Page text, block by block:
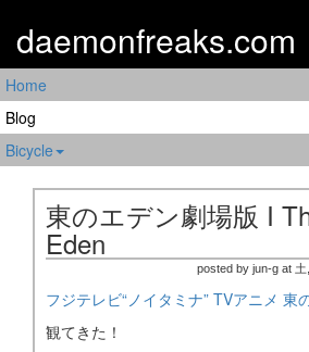
daemonfreaks.com
Home
Blog
Bicycle
東のエデン劇場版 I
Eden
posted by jun-g at
フジテレビ“ノイタミナ” TVアニメ 東
観てきた！